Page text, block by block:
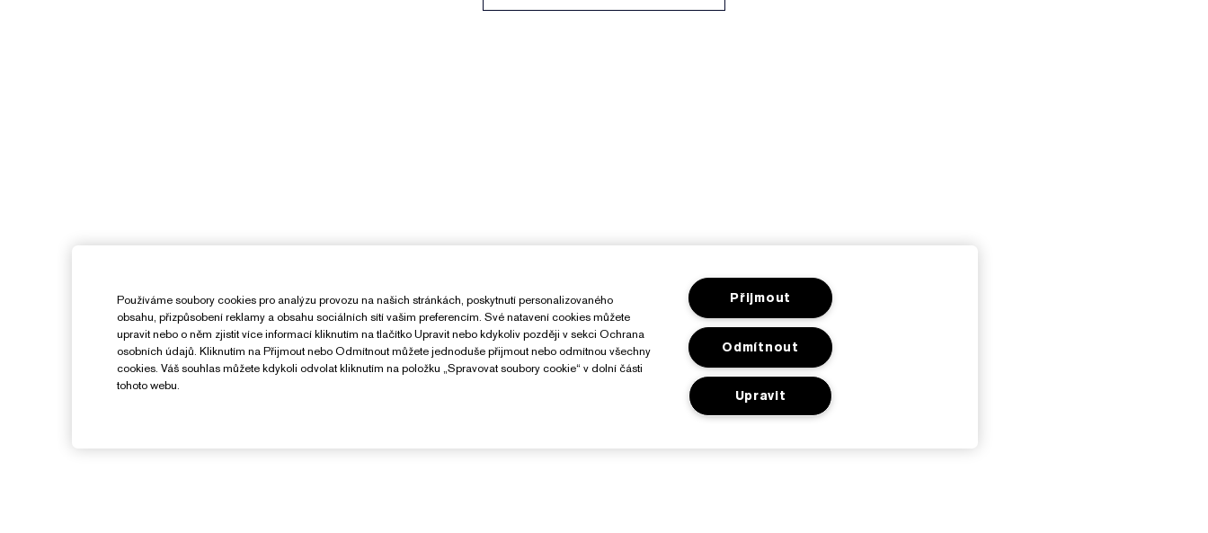
Používáme soubory cookies pro analýzu provozu na našich stránkách, poskytnutí personalizovaného
obsahu, přizpůsobení reklamy a obsahu sociálních sítí vašim preferencím. Své natavení cookies můžete
upravit nebo o něm zjistit více informací kliknutím na tlačítko Upravit nebo kdykoliv později v sekci Ochrana
osobních údajů. Kliknutím na Přijmout nebo Odmítnout můžete jednoduše přijmout nebo odmítnou všechny
cookies. Váš souhlas můžete kdykoli odvolat kliknutím na položku „Spravovat soubory cookie“ v dolní části
tohoto webu.
Přijmout
Odmítnout
Upravit